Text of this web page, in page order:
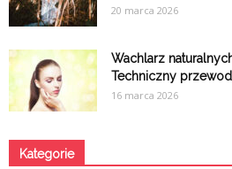
20 marca 2026
Wachlarz
Techniczny
16 marca 2026
Kategorie